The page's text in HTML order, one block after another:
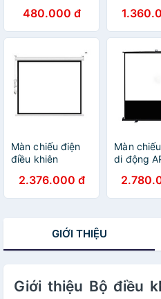
các hãng máy
chiếu hiện nay (
hàng chính hãng
)
480.000 đ
100-120
Lệ 16:9 -
Gọn,
ngoài
Màn chiếu điện
điều khiên
Prima chính hãng
kích thước 85
2.376.000 đ
Màn
di động
nhiều
50-120
GIỚI THIỆU
Giới thiệu Bộ điều